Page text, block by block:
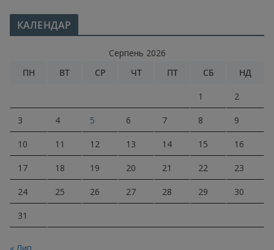
КАЛЕНДАР
Серпень 2026
ПН
ВТ СР ЧТ ПТ СБ НД
1 2
3 4 5 6 7 8 9
10 11 12 13 14 15 16
17 18 19 20 21 22 23
24 25 26 27 28 29 30
31
« Лип